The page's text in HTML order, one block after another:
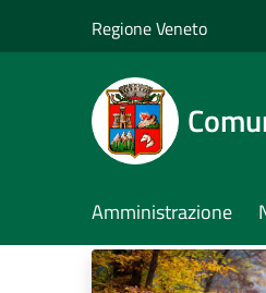
Regione Veneto
Amministrazione